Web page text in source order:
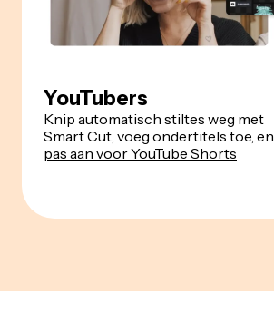
YouTubers
Knip automatisch stiltes weg met
Smart Cut, voeg ondertitels toe, en
pas aan voor YouTube Shorts